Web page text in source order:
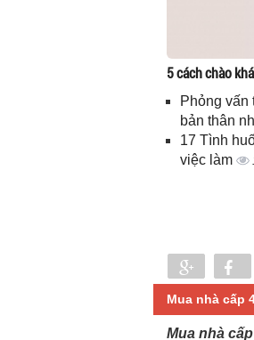
5 cách chào
Phỏng vấn
bản thân
17 Tình
việc làm
Share
Mua nhà cấp
Mua nhà